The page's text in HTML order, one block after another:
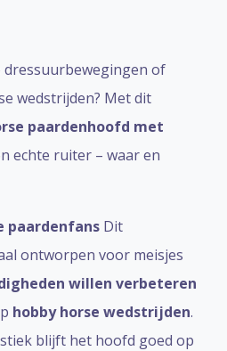
of
wedstrijden? Met dit
paardenhoofd met
echte ruiter – waar en
paardenfans Dit
ontworpen voor meisjes
willen verbeteren
hobby horse wedstrijden.
blijft het hoofd goed op